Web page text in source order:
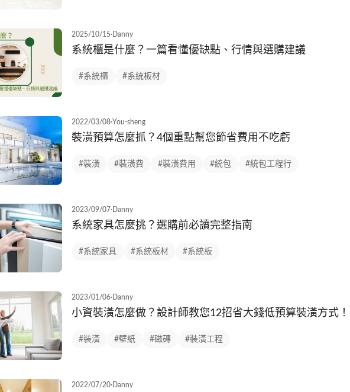
2025/10/15· Danny
系統櫃是什麼？一篇看懂優缺點、行情與選購建議
#系統櫃 #系統板材
2022/03/08·You-sheng
裝潢預算怎麼抓？4個重點幫您節省費用不吃虧
#裝潢 #裝潢費 #裝潢費用 #統包 #統包工程行
2023/09/07· Danny
系統家具怎麼挑？選購前必讀完整指南
#系統家具 #系統板材 #系統板
2023/01/06· Danny
小資裝潢怎麼做？設計師教您12招省大錢低預算裝潢方式！
#裝潢 #壁紙 #磁磚 #裝潢工程
2022/07/20· Danny